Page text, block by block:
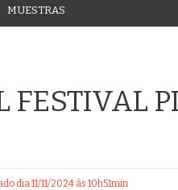
MUESTRAS
FESTIVAL
dia 11/11/2024 às 10h51min